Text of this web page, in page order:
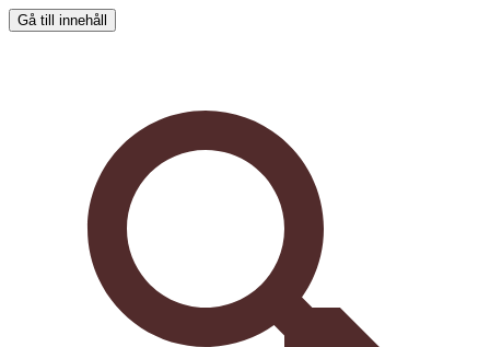
Gå till innehåll